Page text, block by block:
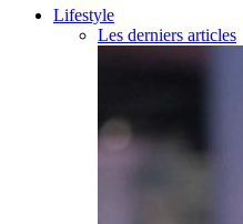
Lifestyle
Les derniers articles